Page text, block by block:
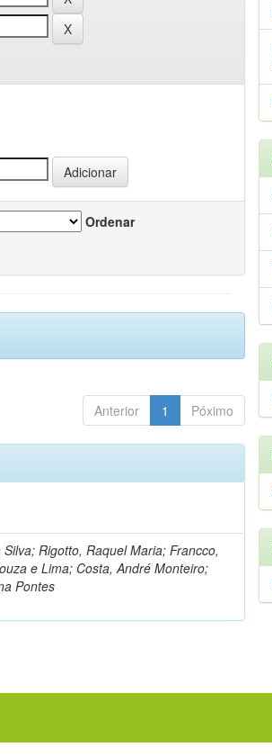
Ordenar
Anterior 1 Póximo
Rigotto, Raquel Maria; Francco,
e Lima; Costa, André Monteiro;
Pontes